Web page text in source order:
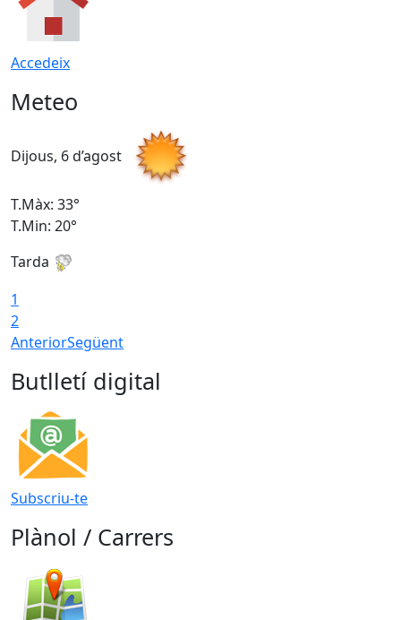
Accedeix
Meteo
Dijous, 6 d’agost
T.Màx: 33°
T.Min: 20°
Tarda
1
2
AnteriorSegüent
Butlletí digital
Subscriu-te
Plànol / Carrers